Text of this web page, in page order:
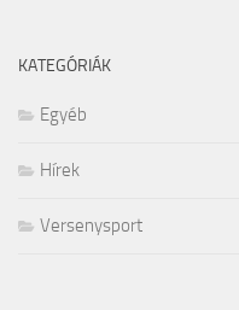
KATEGÓRIÁK
Egyéb
Hírek
Versenysport